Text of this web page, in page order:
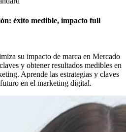
éxito medible, impacto full
su impacto de marca en Mercado
y obtener resultados medibles en
Aprende las estrategias y claves
en el marketing digital.